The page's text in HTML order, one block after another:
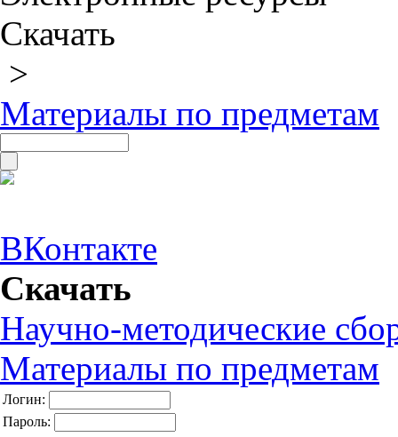
Скачать
>
Материалы по предметам
ВКонтакте
Скачать
Научно-методические
Материалы по предметам
Логин:
Пароль: